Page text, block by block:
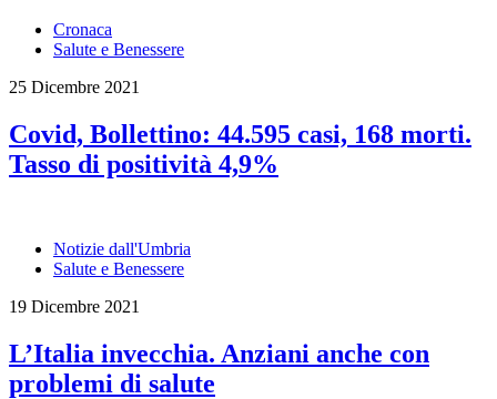
Cronaca
Salute e Benessere
25 Dicembre 2021
Covid, Bollettino: 44.595 casi, 168 morti.
Tasso di positività 4,9%
Notizie dall'Umbria
Salute e Benessere
19 Dicembre 2021
L’Italia invecchia. Anziani anche con
problemi di salute